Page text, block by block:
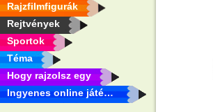
Rajzfilmfigurák
Rejtvények
Sportok
Téma
Hogy rajzolsz egy
Ingyenes online játékok